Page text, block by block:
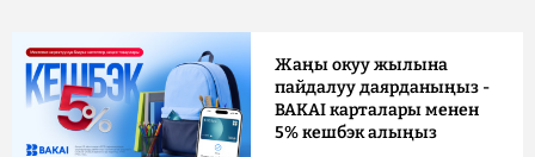
Жаңы окуу жылына
пайдалуу даярданыңыз -
BAKAI карталары менен
5% кешбэк алыңыз